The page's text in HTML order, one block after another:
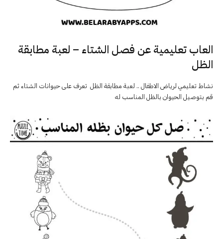
العاب تعليمية عن فصل الشتاء – لعبة مطابقة
الظل
نشاط تعليمي لرياض الاطفال .. لعبة مطابقة الظل تعرف على حيوانات الشتاء ثم
قم بتوصيل الحيوان بالظل المناسب له